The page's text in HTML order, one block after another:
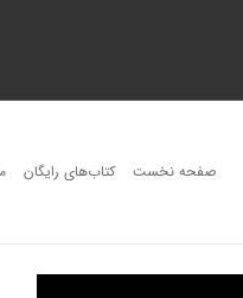
صفحه نخست کتاب‌های رایگان